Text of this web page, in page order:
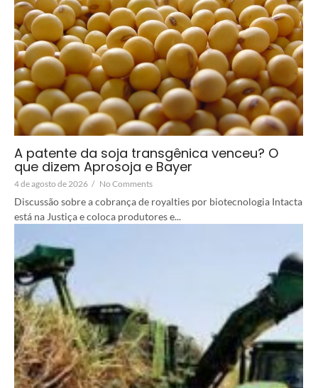
A patente da soja transgênica venceu? O
que dizem Aprosoja e Bayer
4 de agosto de 2026 / No Comments
Discussão sobre a cobrança de royalties por biotecnologia Intacta
está na Justiça e coloca produtores e...